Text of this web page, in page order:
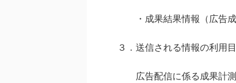
・成果結果情報（広告成
３．送信される情報の利用
広告配信に係る成果計測